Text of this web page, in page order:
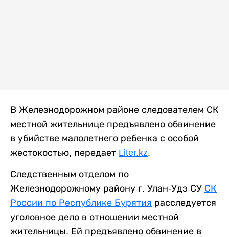
В Железнодорожном районе следователем СК
местной жительнице предъявлено обвинение
в убийстве малолетнего ребенка с особой
жестокостью, передает Liter.kz.
Следственным отделом по
Железнодорожному району г. Улан-Удэ СУ СК
России по Республике Бурятия расследуется
уголовное дело в отношении местной
жительницы. Ей предъявлено обвинение в